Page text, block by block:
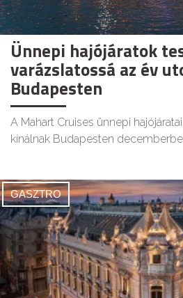
Ünnepi hajójáratok
varázslatossá az év
Budapesten
A Mahart Cruises ünnepi
kínálnak Budapesten
GASZTRO